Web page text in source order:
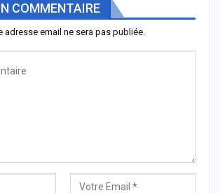
COMMENTAIRE
adresse email ne sera pas publiée.